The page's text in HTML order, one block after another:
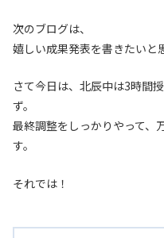
次のブログは、
嬉しい成果発表を書きたいと
さて今日は、北辰中は3時間
ず。
最終調整をしっかりやって、
す。
それでは！